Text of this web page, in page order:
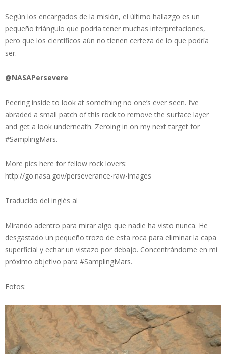
Según los encargados de la misión, el último hallazgo es un
pequeño triángulo que podría tener muchas interpretaciones,
pero que los científicos aún no tienen certeza de lo que podría
ser.
@NASAPersevere
Peering inside to look at something no one’s ever seen. I’ve
abraded a small patch of this rock to remove the surface layer
and get a look underneath. Zeroing in on my next target for
#SamplingMars.
More pics here for fellow rock lovers:
http://go.nasa.gov/perseverance-raw-images
Traducido del inglés al
Mirando adentro para mirar algo que nadie ha visto nunca. He
desgastado un pequeño trozo de esta roca para eliminar la capa
superficial y echar un vistazo por debajo. Concentrándome en mi
próximo objetivo para #SamplingMars.
Fotos: